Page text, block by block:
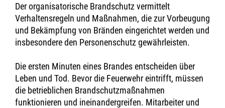
Der organisatorische Brandschutz vermittelt
Verhaltensregeln und Maßnahmen, die zur Vorbeugung
und Bekämpfung von Bränden eingerichtet werden und
insbesondere den Personenschutz gewährleisten.
Die ersten Minuten eines Brandes entscheiden über
Leben und Tod. Bevor die Feuerwehr eintrifft, müssen
die betrieblichen Brandschutzmaßnahmen
funktionieren und ineinandergreifen. Mitarbeiter und